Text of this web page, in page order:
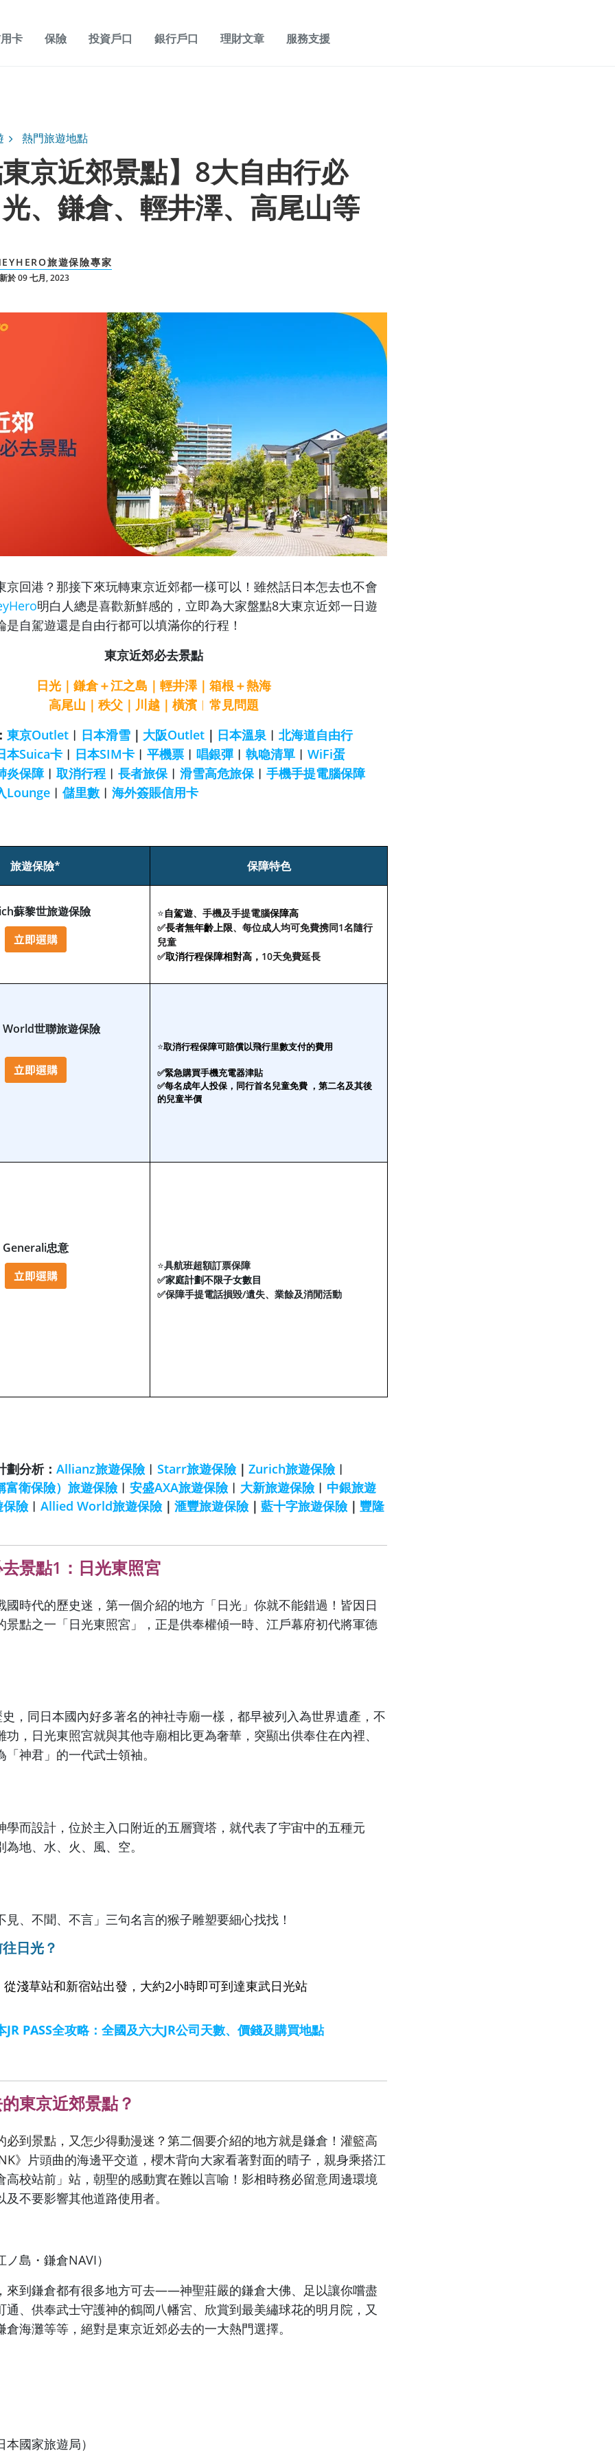
卡 保險 投資戶口 銀行戶口 理財文章 服務支援
熱門旅遊地點
京近郊景點】8大自由行必
、鎌倉、輕井澤、高尾山等
旅遊保險專家
於 09 七月, 2023
京回港？那接下來玩轉東京近郊都一樣可以！雖然話日本怎去也不會
明白人總是喜歡新鮮感的，立即為大家盤點8大東京近郊一日遊
是自駕遊還是自由行都可以填滿你的行程！
東京近郊必去景點
日光 ｜ 鎌倉＋江之島 ｜ 輕井澤｜ 箱根＋熱海
高尾山 ｜ 秩父 ｜ 川越 ｜ 橫濱 ︱ 常見問題
東京Outlet ︱ 日本滑雪 ｜ 大阪Outlet ｜ 日本溫泉︱ 北海道自由行
本Suica卡 ︱ 日本SIM卡 ︱ 平機票 ︱ 唱銀彈 ︱ 執喼清單 ︱ WiFi蛋
炎保障︱ 取消行程 ︱ 長者旅保︱ 滑雪高危旅保︱ 手機手提電腦保障
Lounge ︱ 儲里數 ︱ 海外簽賬信用卡
旅遊保險* 保障特色
蘇黎世旅遊保險 ⭐自駕遊、手機及手提電腦保障高
✅長者無年齡上限、每位成人均可免費携同1名隨行
兒童
✅取消行程保障相對高， 10天免費延長
世聯旅遊保險
⭐取消行程保障可賠償以飛行里數支付的費用
✅緊急購買手機充電器津貼
✅每名成年人投保，同行首名兒童免費 ，第二名及其後
的兒童半價
Generali忠意
⭐具航班超額訂票保障
✅家庭計劃不限子女數目
✅保障手提電話損毀/遺失、業餘及消閒活動
劃分析： Allianz旅遊保險︱ Starr旅遊保險｜ Zurich旅遊保險︱
衛保險）旅遊保險︱ 安盛AXA旅遊保險︱ 大新旅遊保險︱ 中銀旅遊
保險︱ Allied World旅遊保險｜ 滙豐旅遊保險｜ 藍十字旅遊保險｜ 豐隆
景點1：日光東照宮
國時代的歷史迷，第一個介紹的地方「日光」你就不能錯過！皆因日
景點之一「日光東照宮」，正是供奉權傾一時、江戶幕府初代將軍德
，同日本國內好多著名的神社寺廟一樣，都早被列入為世界遺產，不
功，日光東照宮就與其他寺廟相比更為奢華，突顯出供奉住在內裡、
神君」的一代武士領袖。
學而設計，位於主入口附近的五層寶塔，就代表了宇宙中的五種元
地、水、火、風、空。
見、不聞、不言」三句名言的猴子雕塑要細心找找！
日光？
淺草站和新宿站出發，大約2小時即可到達東武日光站
JR PASS全攻略：全國及六大JR公司天數、價錢及購買地點
東京近郊景點？
必到景點，又怎少得動漫迷？第二個要介紹的地方就是鎌倉！ 灌籃高
》 片頭曲的海邊平交道，櫻木背向大家看著對面的晴子，親身乘搭江
高校站前」站，朝聖的感動實在難以言喻！影相時務必留意周邊環境
不要影響其他道路使用者。
島・鎌倉NAVI）
來到鎌倉都有很多地方可去——神聖莊嚴的鎌倉大佛、足以讓你嚐盡
通、供奉武士守護神的鶴岡八幡宮、欣賞到最美繡球花的明月院，又
倉海灘等等，絕對是東京近郊必去的一大熱門選擇。
國家旅遊局）